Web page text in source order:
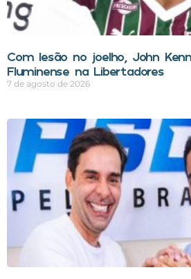
Com lesão no joelho, John
Fluminense na Libertadores
7 de agosto de 2026